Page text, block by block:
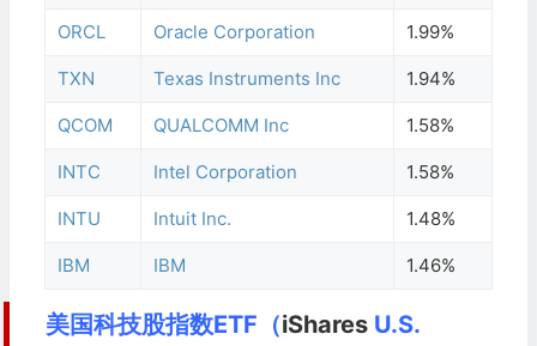
ORCL Oracle Corporation 1.99%
TXN Texas Instruments Inc 1.94%
QCOM QUALCOMM Inc 1.58%
INTC Intel Corporation 1.58%
INTU Intuit Inc. 1.48%
IBM IBM 1.46%
美国科技股指数ETF（iSharesU.S.